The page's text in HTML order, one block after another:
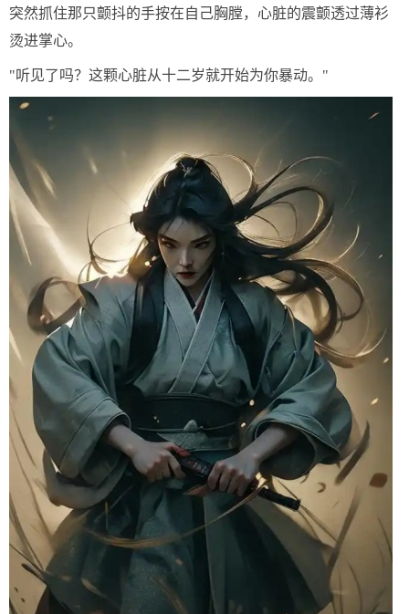
突然抓住那只颤抖的手按在自己胸膛，心脏的震颤透过薄衫
烫进掌心。
"听见了吗？这颗心脏从十二岁就开始为你暴动。"